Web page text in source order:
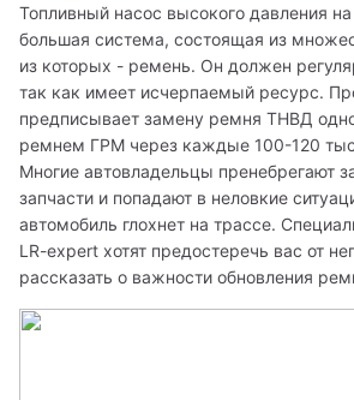
Топливный насос высокого давления
большая система, состоящая из
из которых - ремень. Он должен
так как имеет исчерпаемый ресурс.
предписывает замену ремня ТНВД
ремнем ГРМ через каждые 100-120
Многие автовладельцы пренебрегают
запчасти и попадают в неловкие
автомобиль глохнет на трассе.
LR-expert хотят предостеречь вас от
рассказать о важности обновления